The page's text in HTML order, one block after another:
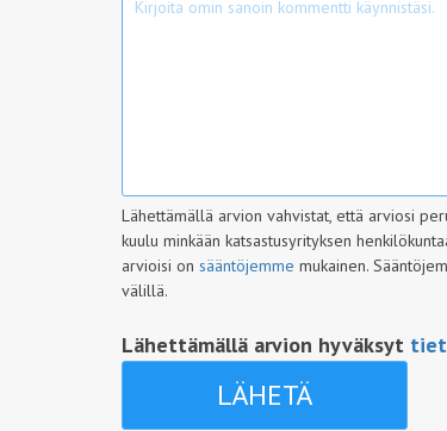
Lähettämällä arvion vahvistat, että arviosi
kuulu minkään katsastusyrityksen
arvioisi on sääntöjemme mukainen.
välillä.
Lähettämällä arvion hyväksyt